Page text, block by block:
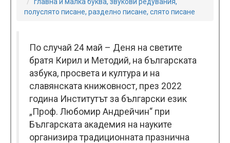
полуслято писане, разделно писане, слято писане
По случай 24 май – Деня на светите
братя Кирил и Методий, на българската
азбука, просвета и култура и на
славянската книжовност, през 2022
година Институтът за български език
„Проф. Любомир Андрейчин“ при
Българската академия на науките
организира традиционната празнична